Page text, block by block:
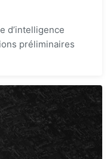
d’intelligence
préliminaires